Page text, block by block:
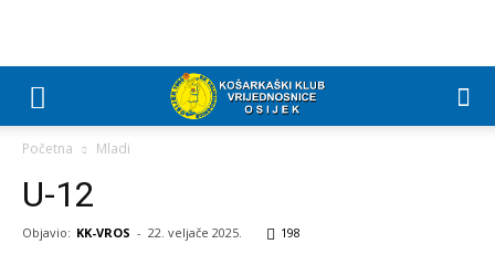
Početna Mladi
U-12
Objavio: KK-VROS - 22. veljače 2025. 198